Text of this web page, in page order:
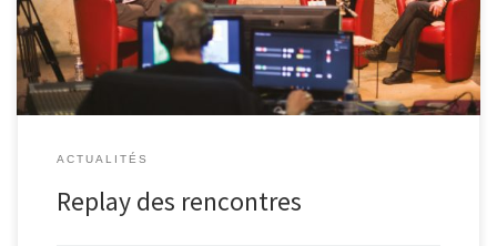
ACTUALITÉS
Replay des rencontres